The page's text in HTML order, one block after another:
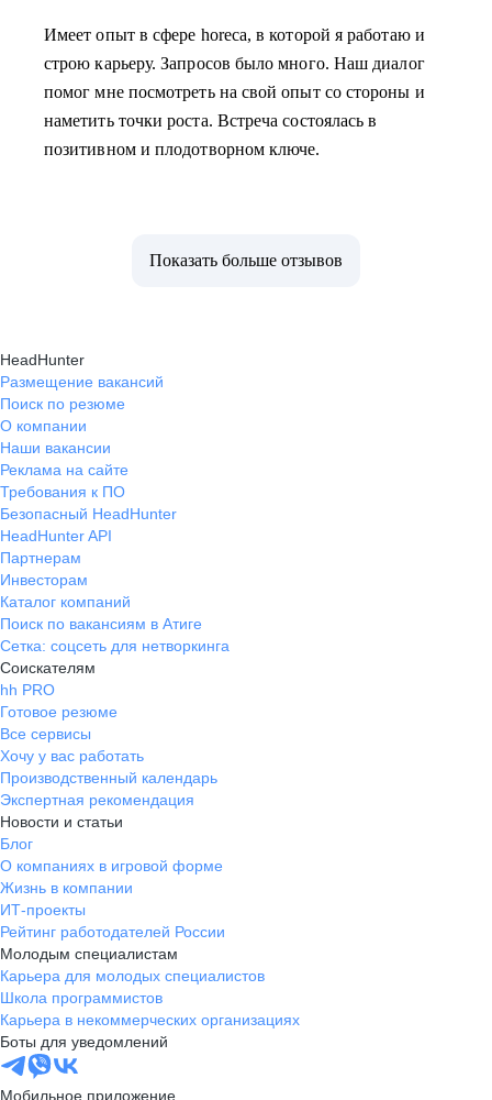
Имеет опыт в сфере horeca, в которой я работаю и
строю карьеру. Запросов было много. Наш диалог
помог мне посмотреть на свой опыт со стороны и
наметить точки роста. Встреча состоялась в
позитивном и плодотворном ключе.
Показать больше отзывов
HeadHunter
Размещение вакансий
Поиск по резюме
О компании
Наши вакансии
Реклама на сайте
Требования к ПО
Безопасный HeadHunter
HeadHunter API
Партнерам
Инвесторам
Каталог компаний
Поиск по вакансиям в Атиге
Сетка: соцсеть для нетворкинга
Соискателям
hh PRO
Готовое резюме
Все сервисы
Хочу у вас работать
Производственный календарь
Экспертная рекомендация
Новости и статьи
Блог
О компаниях в игровой форме
Жизнь в компании
ИТ-проекты
Рейтинг работодателей России
Молодым специалистам
Карьера для молодых специалистов
Школа программистов
Карьера в некоммерческих организациях
Боты для уведомлений
Мобильное приложение